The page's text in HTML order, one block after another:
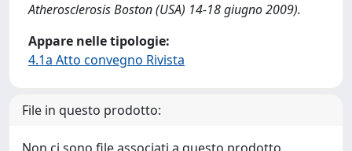
Atherosclerosis Boston (USA) 14-18 giugno 2009).
Appare nelle tipologie:
4.1a Atto convegno Rivista
File in questo prodotto: